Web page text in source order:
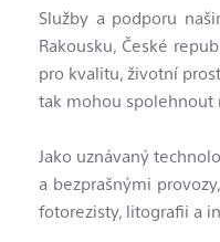
Služby a podporu
Rakousku, České
pro kvalitu, životní
tak mohou spolehnout
Jako uznávaný
a bezprašnými
fotorezisty, litografii a